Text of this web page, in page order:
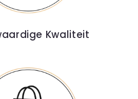
Kwaliteit